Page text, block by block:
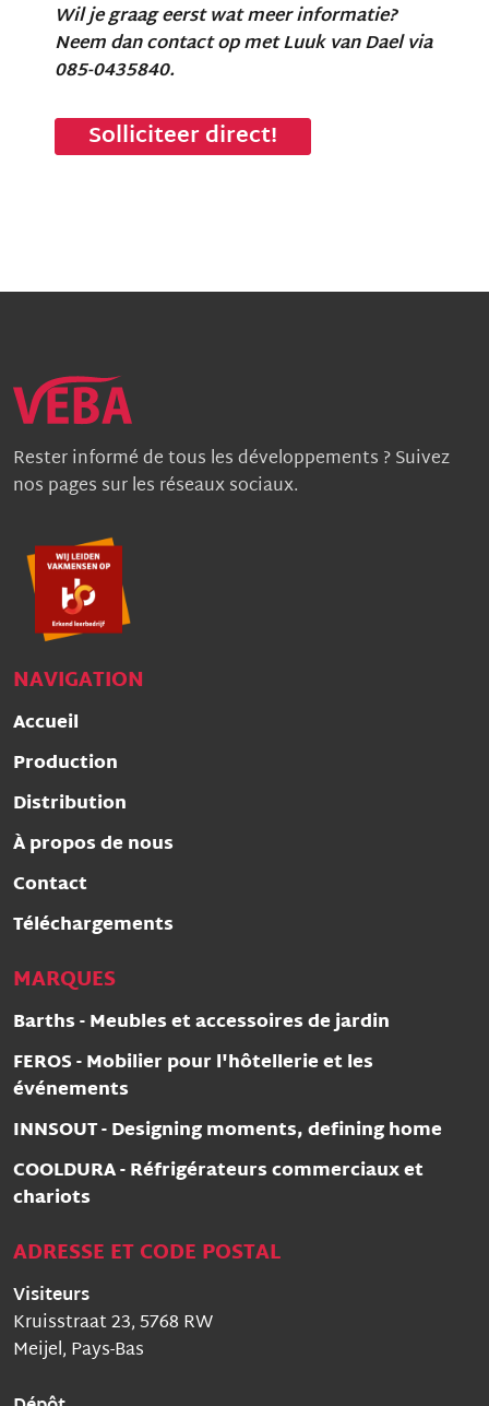
Wil je graag eerst wat meer informatie?
Neem dan contact op met Luuk van Dael via
085-0435840.
Solliciteer direct!
Rester informé de tous les développements ? Suivez
nos pages sur les réseaux sociaux.
NAVIGATION
Accueil
Production
Distribution
À propos de nous
Contact
Téléchargements
MARQUES
Barths - Meubles et accessoires de jardin
FEROS - Mobilier pour l'hôtellerie et les
événements
INNSOUT - Designing moments, defining home
COOLDURA - Réfrigérateurs commerciaux et
chariots
ADRESSE ET CODE POSTAL
Visiteurs
Kruisstraat 23, 5768 RW
Meijel, Pays-Bas